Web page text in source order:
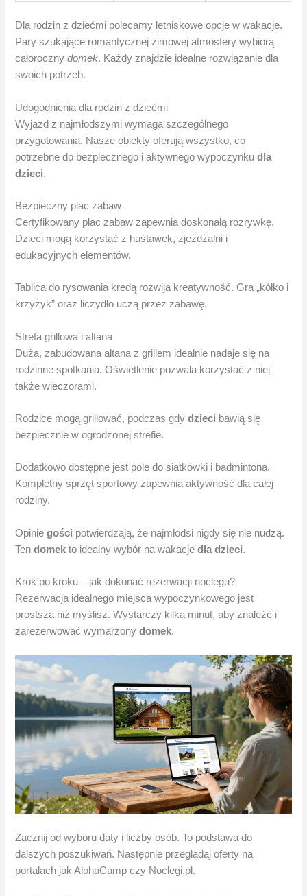
Dla rodzin z dziećmi polecamy letniskowe opcje w wakacje.
Pary szukające romantycznej zimowej atmosfery wybiorą
całorocznydomek. Każdy znajdzie idealne rozwiązanie dla
swoich potrzeb.
Udogodnienia dla rodzin z dziećmi
Wyjazd z najmłodszymi wymaga szczególnego
przygotowania. Nasze obiekty oferują wszystko, co
potrzebne do bezpiecznego i aktywnego wypoczynkudla
dzieci.
Bezpieczny plac zabaw
Certyfikowany plac zabaw zapewnia doskonałą rozrywkę.
Dzieci mogą korzystać z huśtawek, zjeżdżalni i
edukacyjnych elementów.
Tablica do rysowania kredą rozwija kreatywność. Gra „kółko i
krzyżyk” oraz liczydło uczą przez zabawę.
Strefa grillowa i altana
Duża, zabudowana altana z grillem idealnie nadaje się na
rodzinne spotkania. Oświetlenie pozwala korzystać z niej
także wieczorami.
Rodzice mogą grillować, podczas gdydzieci bawią się
bezpiecznie w ogrodzonej strefie.
Dodatkowo dostępne jest pole do siatkówki i badmintona.
Kompletny sprzęt sportowy zapewnia aktywność dla całej
rodziny.
Opiniegości potwierdzają, że najmłodsi nigdy się nie nudzą.
Tendomek to idealny wybór na wakacjedla dzieci.
Krok po kroku – jak dokonać rezerwacji noclegu?
Rezerwacja idealnego miejsca wypoczynkowego jest
prostsza niż myślisz. Wystarczy kilka minut, aby znaleźć i
zarezerwować wymarzonydomek.
Zacznij od wyboru daty i liczby osób. To podstawa do
dalszych poszukiwań. Następnie przeglądaj oferty na
portalach jak AlohaCamp czy Noclegi.pl.